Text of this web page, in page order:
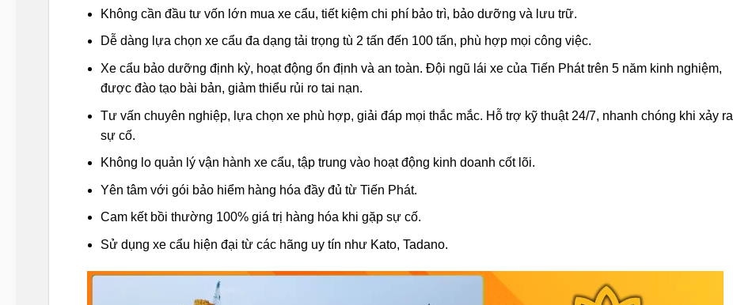
Không cần đầu tư vốn lớn mua xe cẩu, tiết kiệm chi phí bảo trì, bảo dưỡng và lưu trữ.
Dễ dàng lựa chọn xe cẩu đa dạng tải trọng tù 2 tấn đến 100 tấn, phù hợp mọi công việc.
Xe cẩu bảo dưỡng định kỳ, hoạt động ổn định và an toàn. Đội ngũ lái xe của Tiến Phát trên 5 năm kinh nghiệm,
được đào tạo bài bản, giảm thiểu rủi ro tai nạn.
Tư vấn chuyên nghiệp, lựa chọn xe phù hợp, giải đáp mọi thắc mắc. Hỗ trợ kỹ thuật 24/7, nhanh chóng khi xảy ra
sự cố.
Không lo quản lý vận hành xe cẩu, tập trung vào hoạt động kinh doanh cốt lõi.
Yên tâm với gói bảo hiểm hàng hóa đầy đủ từ Tiến Phát.
Cam kết bồi thường 100% giá trị hàng hóa khi gặp sự cố.
Sử dụng xe cẩu hiện đại từ các hãng uy tín như Kato, Tadano.